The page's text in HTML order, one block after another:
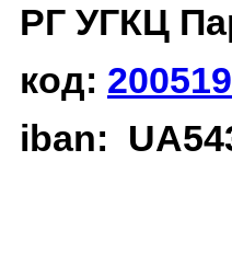
РГ УГКЦ
код:
iban: